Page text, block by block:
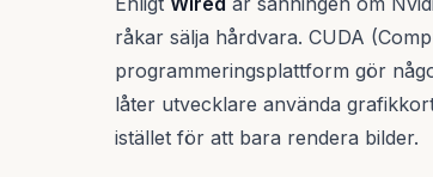
råkar sälja hårdvara. CUDA
programmeringsplattform gör
låter utvecklare använda
istället för att bara rendera bilder.